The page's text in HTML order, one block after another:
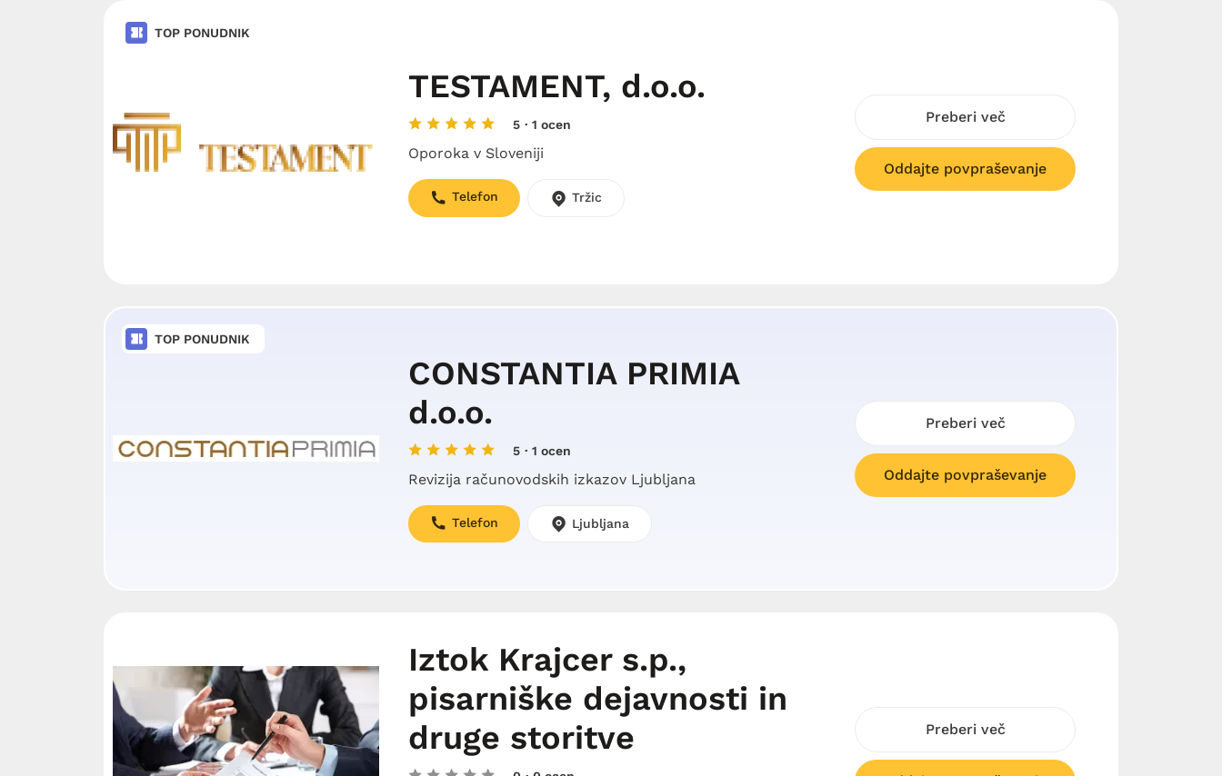
TOP PONUDNIK
TESTAMENT, d.o.o.
5 · 1 ocen
Oporoka v Sloveniji
Telefon Tržic
Preberi več
Oddajte povpraševanje
TOP PONUDNIK
CONSTANTIA PRIMIA
d.o.o.
5 · 1 ocen
Revizija računovodskih izkazov Ljubljana
Telefon Ljubljana
Preberi več
Oddajte povpraševanje
Iztok Krajcer s.p.,
pisarniške dejavnosti in
druge storitve
Preberi več